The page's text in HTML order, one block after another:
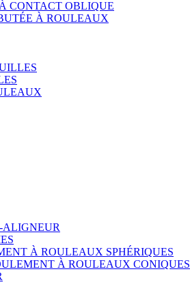
CONTACT OBLIQUE
À ROULEAUX
ALIGNEUR
À ROULEAUX SPHÉRIQUES
À ROULEAUX CONIQUES